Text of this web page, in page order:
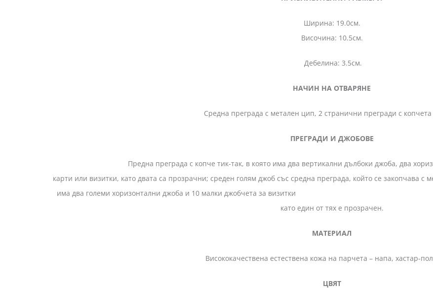
Ширина: 19.0см.
Височина: 10.5см.
Дебелина: 3.5см.
НАЧИН НА ОТВАРЯНЕ
Средна преграда с метален цип, 2 странични прегради с копчета
ПРЕГРАДИ И ДЖОБОВЕ
Предна преграда с копче тик-так, в която има два вертикални дълбоки джоба, два
карти или визитки, като двата са прозрачни; среден голям джоб със средна преграда, който се закопчава с
има два големи хоризонтални джоба и 10 малки
като един от тях е прозрачен.
МАТЕРИАЛ
Висококачествена естествена кожа на парчета – напа, хастар-
ЦВЯТ